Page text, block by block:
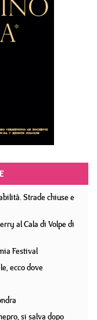
Strade chiuse e
al Cala di Volpe di
Festival
ecco dove
si salva dopo